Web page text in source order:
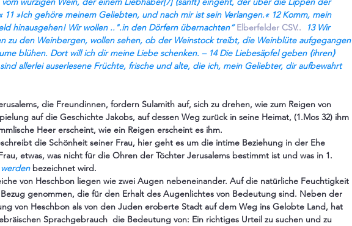
11 »Ich gehöre meinem Geliebten, und nach mir ist sein Verlangen.« 12 Komm, mein
hinausgehen! Wir wollen ..".in den Dörfern übernachten“ Elberfelder CSV..
  13 Wir
zu den Weinbergen, wollen sehen, ob der Weinstock treibt, die Weinblüte aufgegangen
blühen. Dort will ich dir meine Liebe schenken. – 14 Die Liebesäpfel geben ⟨ihren⟩
allerlei auserlesene Früchte, frische und alte, die ich, mein Geliebter, dir aufbewahrt
die Freundinnen, fordern Sulamith auf, sich zu drehen, wie zum Reigen von
auf die Geschichte Jakobs, auf dessen Weg zurück in seine Heimat, (1.Mos 32) ihm
Heer erscheint, wie ein Reigen erscheint es ihm.
die Schönheit seiner Frau, hier geht es um die intime Beziehung in der Ehe
etwas, was nicht für die Ohren der Töchter Jerusalems bestimmt ist und was in 1.
bezeichnet wird.
von Heschbon liegen wie zwei Augen nebeneinander. Auf die natürliche Feuchtigkeit
genommen, die für den Erhalt des Augenlichtes von Bedeutung sind. Neben der
von Heschbon als von den Juden eroberte Stadt auf dem Weg ins Gelobte Land, hat
Sprachgebrauch  die Bedeutung von: Ein richtiges Urteil zu suchen und zu